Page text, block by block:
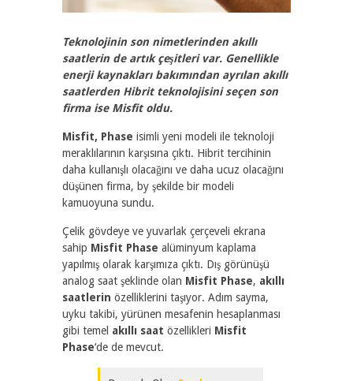
Teknolojinin son nimetlerinden akıllı
saatlerin de artık çeşitleri var. Genellikle
enerji kaynakları bakımından ayrılan akıllı
saatlerden Hibrit teknolojisini seçen son
firma ise Misfit oldu.
Misfit, Phase isimli yeni modeli ile teknoloji
meraklılarının karşısına çıktı. Hibrit tercihinin
daha kullanışlı olacağını ve daha ucuz olacağını
düşünen firma, by şekilde bir modeli
kamuoyuna sundu.
Çelik gövdeye ve yuvarlak çerçeveli ekrana
sahip Misfit Phase alüminyum kaplama
yapılmış olarak karşımıza çıktı. Dış görünüşü
analog saat şeklinde olan Misfit Phase, akıllı
saatlerin özelliklerini taşıyor. Adım sayma,
uyku takibi, yürünen mesafenin hesaplanması
gibi temel akıllı saat özellikleri Misfit
Phase‘de de mevcut.